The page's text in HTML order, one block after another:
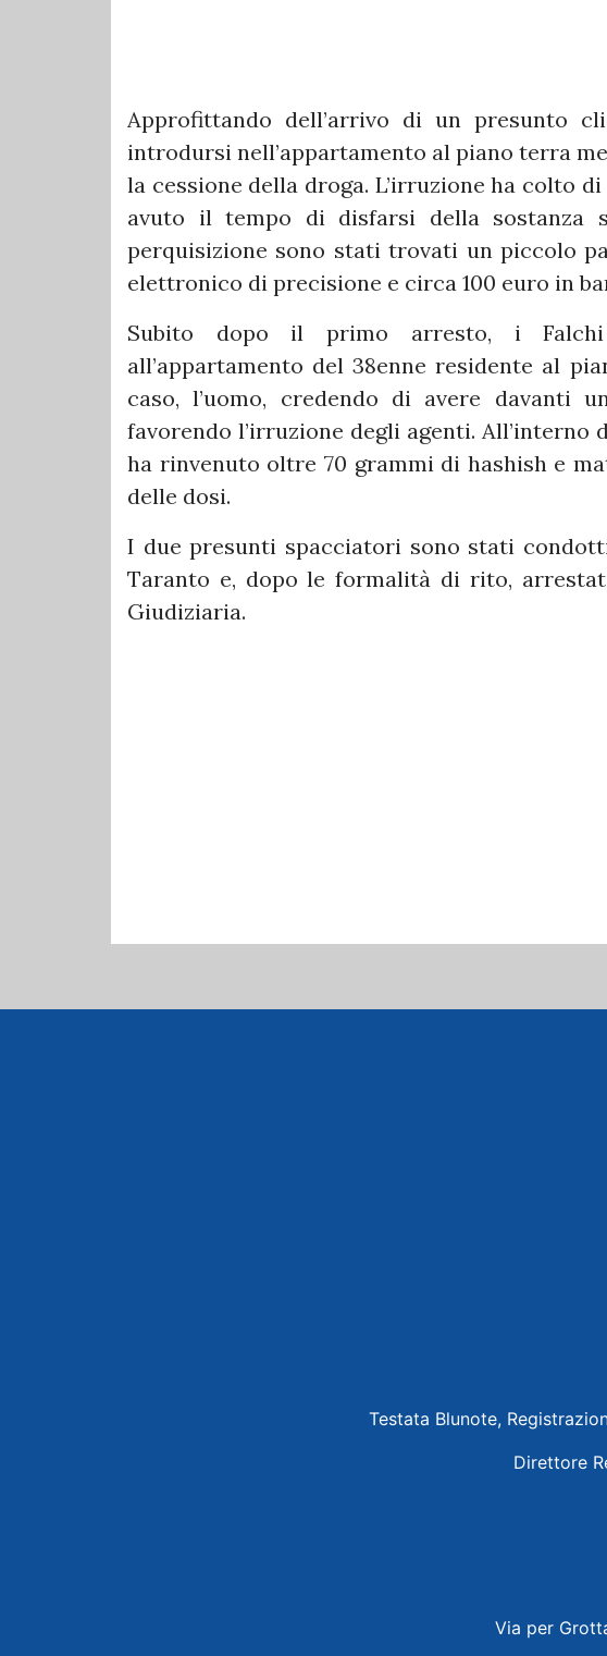
Approfittando dell’arrivo di un presunto
introdursi nell’appartamento al piano terra
la cessione della droga. L’irruzione ha colto
avuto il tempo di disfarsi della sostanza
perquisizione sono stati trovati un piccolo
elettronico di precisione e circa 100 euro in
Subito dopo il primo arresto, i
all’appartamento del 38enne residente al
caso, l’uomo, credendo di avere davanti
favorendo l’irruzione degli agenti. All’interno
ha rinvenuto oltre 70 grammi di hashish e
delle dosi.
I due presunti spacciatori sono stati
Taranto e, dopo le formalità di rito,
Giudiziaria.
Testata Blunote,
Direttore
Via per